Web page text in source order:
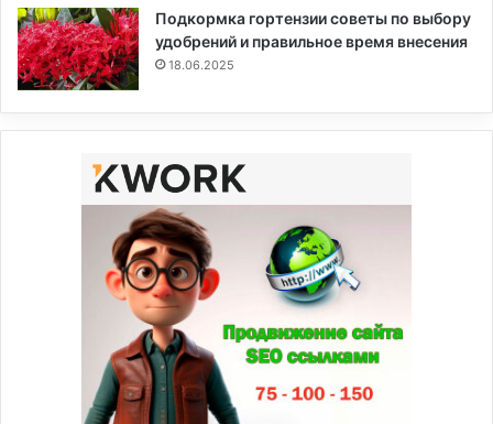
Подкормка гортензии советы по выбору
удобрений и правильное время внесения
18.06.2025